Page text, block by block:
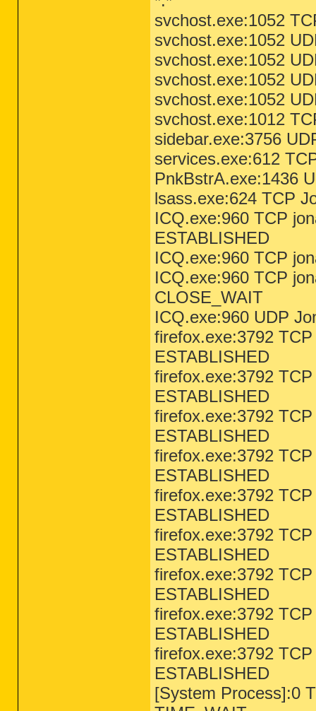
svchost.exe:1052
svchost.exe:1052
svchost.exe:1052
svchost.exe:1052
svchost.exe:1052
svchost.exe:1012
sidebar.exe:3756
services.exe:612
PnkBstrA.exe:1436
lsass.exe:624 TCP
ICQ.exe:960 TCP
ESTABLISHED
ICQ.exe:960 TCP
ICQ.exe:960 TCP
CLOSE_WAIT
ICQ.exe:960 UDP
firefox.exe:3792
ESTABLISHED
firefox.exe:3792
ESTABLISHED
firefox.exe:3792
ESTABLISHED
firefox.exe:3792
ESTABLISHED
firefox.exe:3792
ESTABLISHED
firefox.exe:3792
ESTABLISHED
firefox.exe:3792
ESTABLISHED
firefox.exe:3792
ESTABLISHED
firefox.exe:3792
ESTABLISHED
[System Process]:0